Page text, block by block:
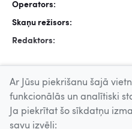
Operators:
Skaņu režisors:
Redaktors:
Ar Jūsu piekrišanu šajā
funkcionālās un analītiski
Ja piekrītat šo sīkdatņu
savu izvēli: